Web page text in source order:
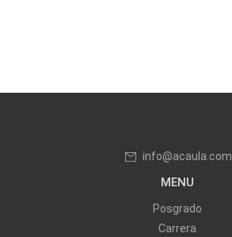
info@acaula.com
MENU
Posgrado
Carrera